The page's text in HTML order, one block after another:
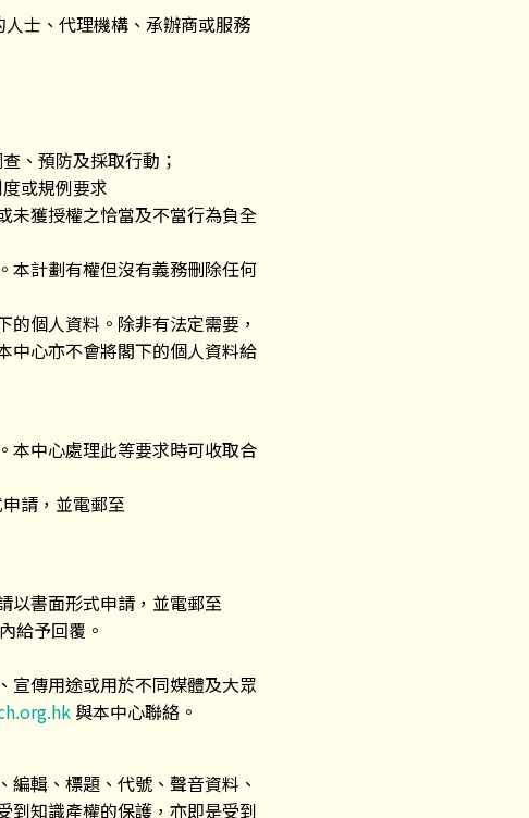
士、代理機構、承辦商或服務
、預防及採取行動；
或規例要求
未獲授權之恰當及不當行為負全
本計劃有權但沒有義務刪除任何
個人資料。除非有法定需要，
中心亦不會將閣下的個人資料給
本中心處理此等要求時可收取合
請，並電郵至
以書面形式申請，並電郵至
給予回覆。
宣傳用途或用於不同媒體及大眾
與本中心聯絡。
輯、標題、代號、聲音資料、
到知識產權的保護，亦即是受到